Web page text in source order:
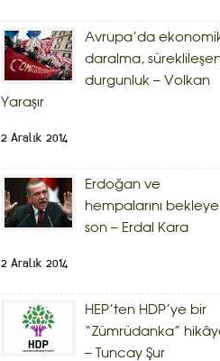
Avrupa’da
daralma,
durgunluk – Volkan
Yaraşır
2 Aralık 2014
Erdoğan ve
hempalarını
son – Erdal Kara
2 Aralık 2014
HEP’ten HDP’ye bir
“Zümrüdanka”
– Tuncay Şur